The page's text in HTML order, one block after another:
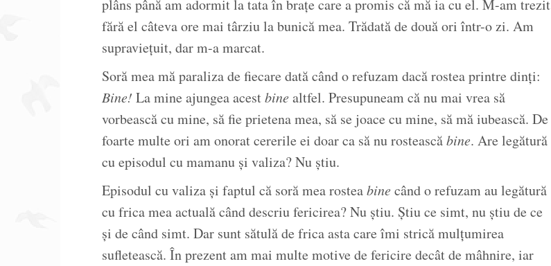
plâns până am adormit la tata în brațe care a promis că mă ia cu el. M-am trezit
fără el câteva ore mai târziu la bunică mea. Trădată de două ori într-o zi. Am
supraviețuit, dar m-a marcat.
Soră mea mă paraliza de fiecare dată când o refuzam dacă rostea printre dinți:
Bine! La mine ajungea acestbinealtfel. Presupuneam că nu mai vrea să
vorbească cu mine, să fie prietena mea, să se joace cu mine, să mă iubească. De
foarte multe ori am onorat cererile ei doar ca să nu rosteascăbine. Are legătură
cu episodul cu mamanu și valiza? Nu știu.
Episodul cu valiza și faptul că soră mea rosteabinecând o refuzam au legătură
cu frica mea actuală când descriu fericirea? Nu știu. Știu ce simt, nu știu de ce
și de când simt. Dar sunt sătulă de frica asta care îmi strică mulțumirea
sufletească. În prezent am mai multe motive de fericire decât de mâhnire, iar